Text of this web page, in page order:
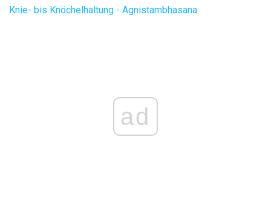
Knie- bis Knöchelhaltung - Agnistambhasana
ad